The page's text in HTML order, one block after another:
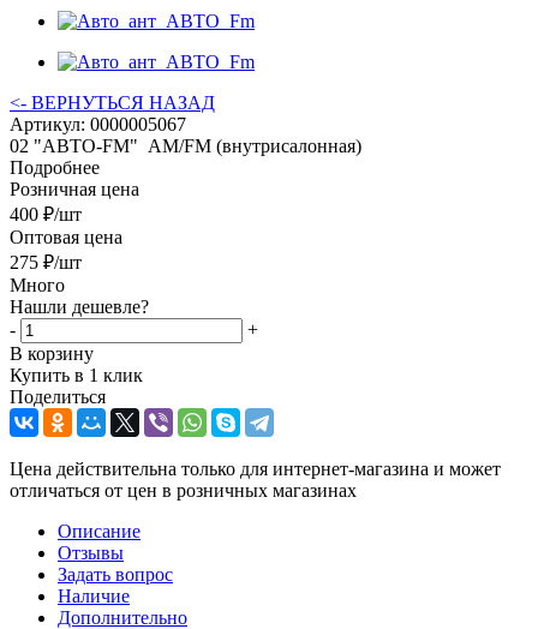
<- ВЕРНУТЬСЯ НАЗАД
Артикул: 0000005067
02 "АВТО-FM" AM/FM (внутрисалонная)
Подробнее
Розничная цена
400 ₽/шт
Оптовая цена
275 ₽/шт
Много
Нашли дешевле?
-
+
В корзину
Купить в 1 клик
Поделиться
Цена действительна только для интернет-магазина и может
отличаться от цен в розничных магазинах
Описание
Отзывы
Задать вопрос
Наличие
Дополнительно